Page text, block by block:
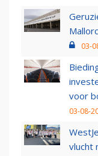
03-
voor
03-08-
vlucht